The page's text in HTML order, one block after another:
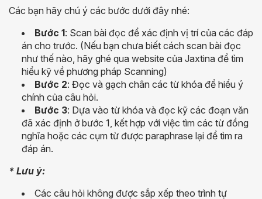
Các bạn hãy chú ý các bước dưới đây nhé:
Bước 1: Scan bài đọc để xác định vị trí của các đáp
án cho trước. (Nếu bạn chưa biết cách scan bài đọc
như thế nào, hãy ghé qua website của Jaxtina để tìm
hiểu kỹ về phương pháp Scanning)
Bước 2: Đọc và gạch chân các từ khóa để hiểu ý
chính của câu hỏi.
Bước 3: Dựa vào từ khóa và đọc kỹ các đoạn văn
đã xác định ở bước 1, kết hợp với việc tìm các từ đồng
nghĩa hoặc các cụm từ được paraphrase lại để tìm ra
đáp án.
* Lưu ý:
Các câu hỏi không được sắp xếp theo trình tự